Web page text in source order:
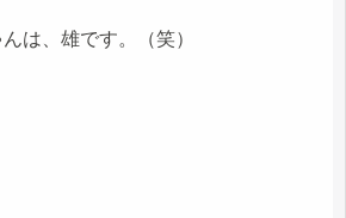
は、雄です。（笑）